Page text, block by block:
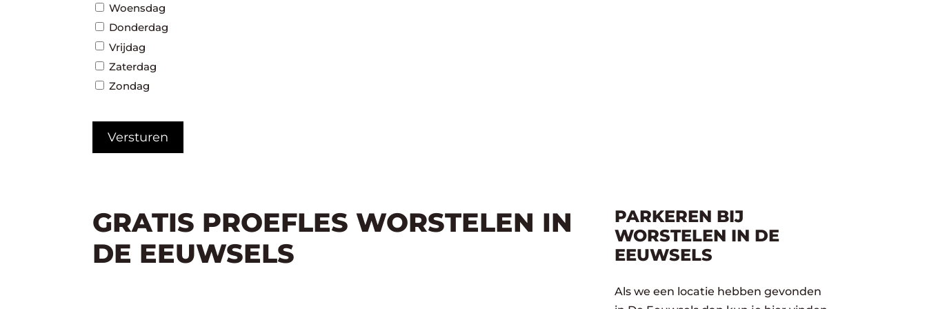
Woensdag
Donderdag
Vrijdag
Zaterdag
Zondag
GRATIS PROEFLES WORSTELEN IN
DE EEUWSELS
PARKEREN BIJ
WORSTELEN IN DE
EEUWSELS
Als we een locatie hebben gevonden